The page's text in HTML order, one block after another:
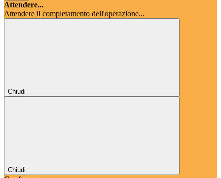
Attendere...
Attendere il completamento dell'operazione...
Chiudi
Chiudi